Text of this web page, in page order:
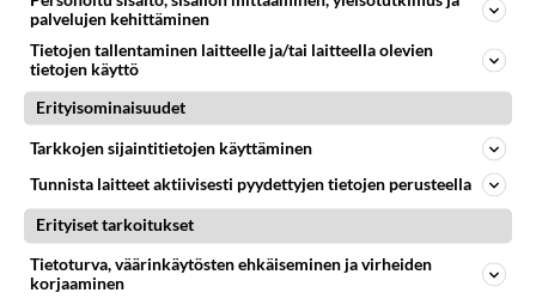
Anonyymi (
5000
Lähetä
palvelujen kehittäminen
Tietojen tallentaminen laitteelle ja/tai laitteella olevien
tietojen käyttö
Erityisominaisuudet
Tarkkojen sijaintitietojen käyttäminen
Tunnista laitteet aktiivisesti pyydettyjen tietojen perusteella
Erityiset tarkoitukset
Tietoturva, väärinkäytösten ehkäiseminen ja virheiden
korjaaminen